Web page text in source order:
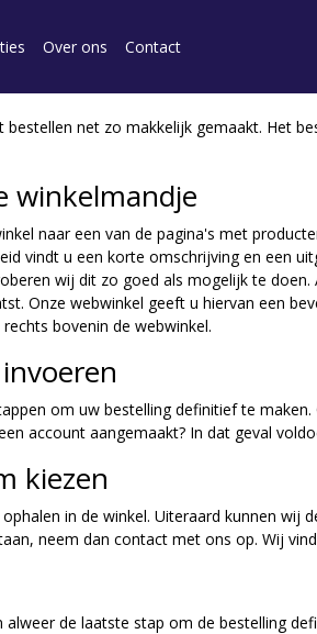
Over ons Contact
net zo makkelijk gemaakt. Het
winkelmandje
naar een van de pagina's met
vindt u een korte omschrijving en een
wij dit zo goed als mogelijk te
Onze webwinkel geeft u hiervan een
bovenin de webwinkel.
om uw bestelling definitief te
account aangemaakt? In dat geval
kiezen
in de winkel. Uiteraard kunnen
neem dan contact met ons op. Wij
alweer de laatste stap om de bestelling